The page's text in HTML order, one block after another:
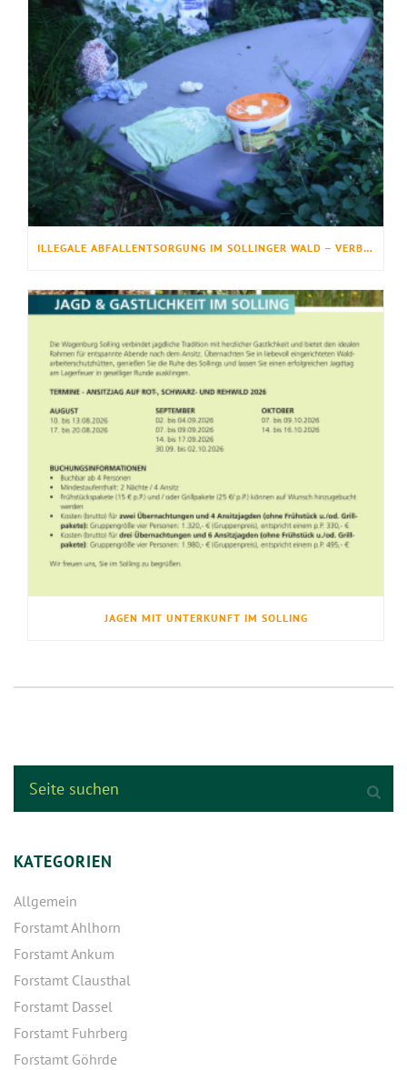
ILLEGALE ABFALLENTSORGUNG IM SOLLINGER WALD – VERBOTEN, GEFÄHRLICH UND LEIDER IMMER HÄUFIGER
JAGEN MIT UNTERKUNFT IM SOLLING
KATEGORIEN
Allgemein
Forstamt Ahlhorn
Forstamt Ankum
Forstamt Clausthal
Forstamt Dassel
Forstamt Fuhrberg
Forstamt Göhrde